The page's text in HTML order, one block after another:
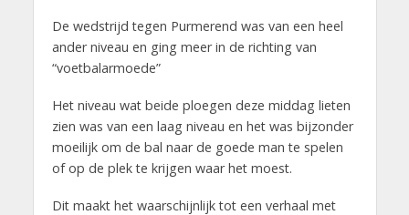
De wedstrijd tegen Purmerend was van een heel
ander niveau en ging meer in de richting van
“voetbalarmoede”
Het niveau wat beide ploegen deze middag lieten
zien was van een laag niveau en het was bijzonder
moeilijk om de bal naar de goede man te spelen
of op de plek te krijgen waar het moest.
Dit maakt het waarschijnlijk tot een verhaal met